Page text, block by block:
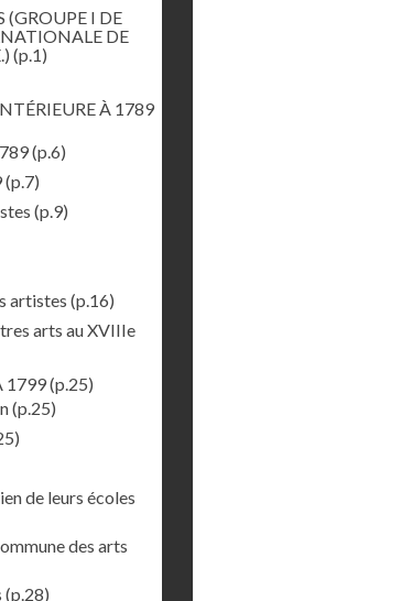
(GROUPE I DE
DE
(p.1)
À 1789
(p.6)
(p.7)
(p.9)
artistes (p.16)
arts au XVIIIe
1799(p.25)
(p.25)
de leurs écoles
des arts
(p.28)